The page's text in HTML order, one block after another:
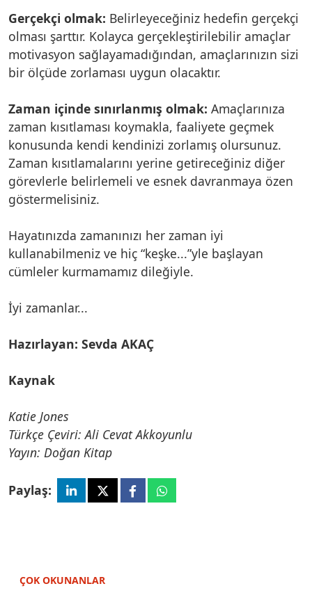
Gerçekçi olmak: Belirleyeceğiniz hedefin gerçekçi
olması şarttır. Kolayca gerçekleştirilebilir amaçlar
motivasyon sağlayamadığından, amaçlarınızın sizi
bir ölçüde zorlaması uygun olacaktır.
Zaman içinde sınırlanmış olmak: Amaçlarınıza
zaman kısıtlaması koymakla, faaliyete geçmek
konusunda kendi kendinizi zorlamış olursunuz.
Zaman kısıtlamalarını yerine getireceğiniz diğer
görevlerle belirlemeli ve esnek davranmaya özen
göstermelisiniz.
Hayatınızda zamanınızı her zaman iyi
kullanabilmeniz ve hiç “keşke...”yle başlayan
cümleler kurmamamız dileğiyle.
İyi zamanlar...
Hazırlayan: Sevda AKAÇ
Kaynak
Katie Jones
Türkçe Çeviri: Ali Cevat Akkoyunlu
Yayın: Doğan Kitap
Paylaş:
ÇOK OKUNANLAR